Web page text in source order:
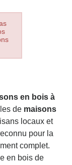
en bois à
de maisons
locaux et
pour la
complet.
en bois de